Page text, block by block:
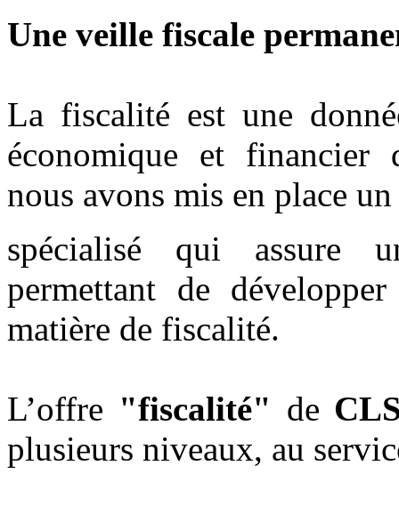
Une veille fiscale
La fiscalité est une
économique et financier
nous avons mis en place
spécialisé qui assure
permettant de
matière de fiscalité.
L’offre "fiscalité" de
plusieurs niveaux, au